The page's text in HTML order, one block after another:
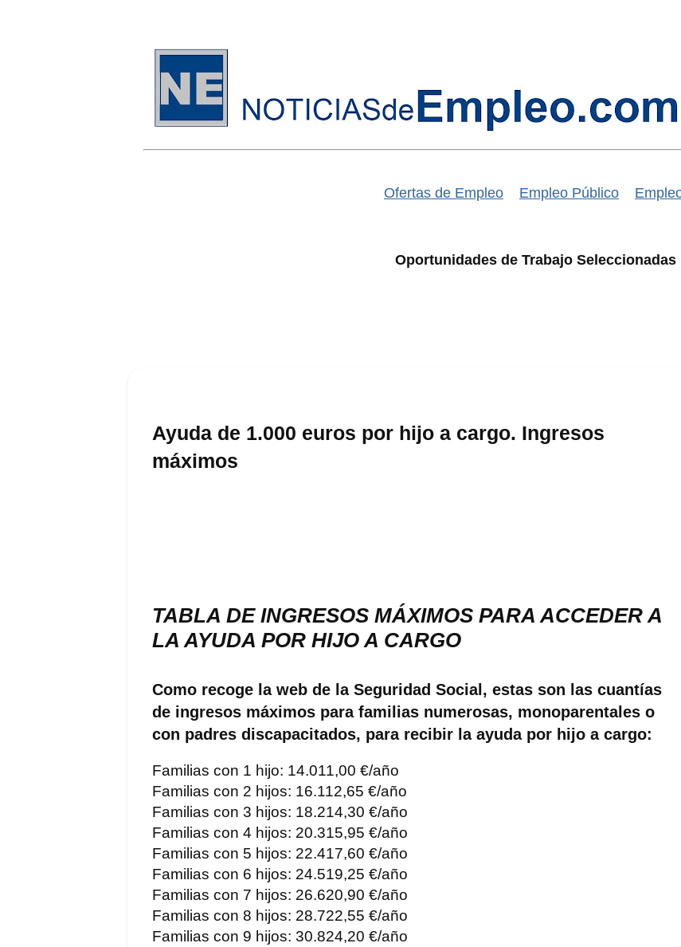
Ofertas de Empleo Empleo Público
Oportunidades de Trabajo Seleccionadas
Ayuda de 1.000 euros por hijo a cargo. Ingresos
máximos
TABLA DE INGRESOS MÁXIMOS PARA ACCEDER A
LA AYUDA POR HIJO A CARGO
Como recoge la web de la Seguridad Social, estas son las cuantías
de ingresos máximos para familias numerosas, monoparentales o
con padres discapacitados, para recibir la ayuda por hijo a cargo:
Familias con 1 hijo: 14.011,00 €/año
Familias con 2 hijos: 16.112,65 €/año
Familias con 3 hijos: 18.214,30 €/año
Familias con 4 hijos: 20.315,95 €/año
Familias con 5 hijos: 22.417,60 €/año
Familias con 6 hijos: 24.519,25 €/año
Familias con 7 hijos: 26.620,90 €/año
Familias con 8 hijos: 28.722,55 €/año
Familias con 9 hijos: 30.824,20 €/año